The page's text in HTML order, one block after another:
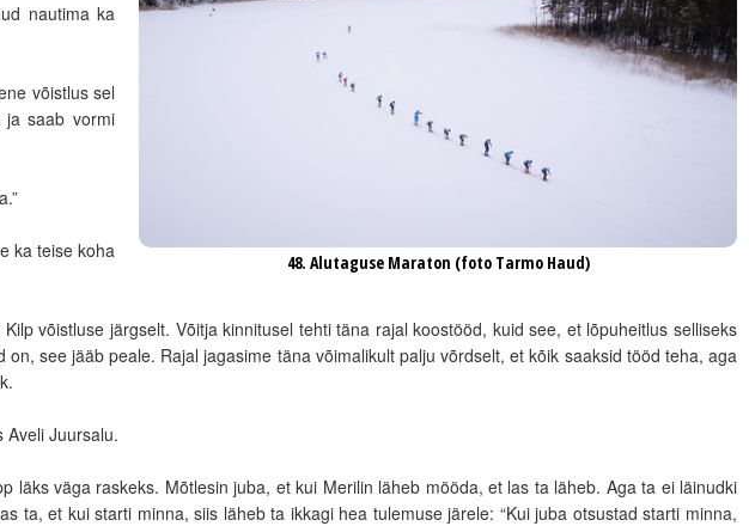
48. Alutaguse Maraton (foto Tarmo Haud)
nautima ka
võistlus sel
ja saab vormi
ka teise koha
võistluse järgselt. Võitja kinnitusel tehti täna rajal koostööd, kuid see, et lõpuheitlus selliseks
see jääb peale. Rajal jagasime täna võimalikult palju võrdselt, et kõik saaksid tööd teha, aga
Aveli Juursalu.
läks väga raskeks. Mõtlesin juba, et kui Merilin läheb mööda, et las ta läheb. Aga ta ei läinudki
ta, et kui starti minna, siis läheb ta ikkagi hea tulemuse järele: “Kui juba otsustad starti minna,